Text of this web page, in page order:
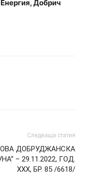
Добрич
Следваща статия
ДОБРУДЖАНСКА
– 29.11.2022, ГОД.
XXХ, БР. 85 /6618/